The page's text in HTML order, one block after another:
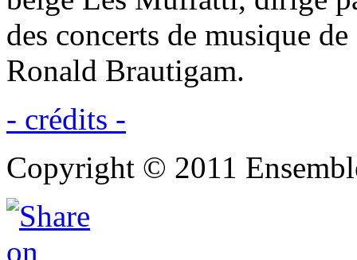
des concerts de musique
Ronald Brautigam.
- crédits -
Copyright © 2011